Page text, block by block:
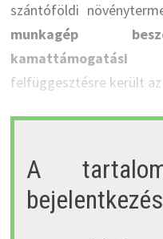
szántóföldi
munkagép
kamattámogatási
felfüggesztésre került
A